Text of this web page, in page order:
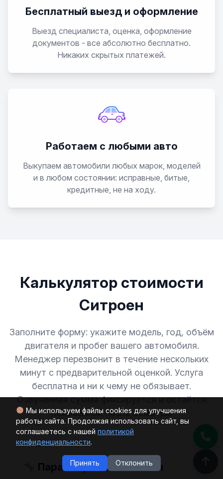
Мы используем файлы cookies для улучшения
работы сайта. Продолжая использовать сайт, вы
соглашаетесь с нашей политикой
конфиденциальности.
Принять Отклонить
RS 7 Sportback
RS2
S3
S7
TT
V8
V8 (D11)
Бесплатный выезд и оформление
Выезд специалиста, оценка, оформление
документов - все абсолютно бесплатно.
Никаких скрытых платежей.
Работаем с любыми авто
Выкупаем автомобили любых марок, моделей
и в любом состоянии: исправные, битые,
кредитные, не на ходу.
Калькулятор стоимости
Ситроен
Заполните форму: укажите модель, год, объём
двигателя и пробег вашего автомобиля.
Менеджер перезвонит в течение нескольких
минут с предварительной оценкой. Услуга
бесплатна и ни к чему не обязывает.
Озвученная сумма фиксируется и остаётся
неизменной после осмотра.
Параметры автомобиля